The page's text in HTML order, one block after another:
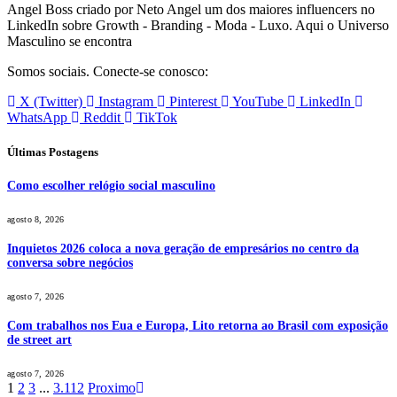
Angel Boss criado por Neto Angel um dos maiores influencers no
LinkedIn sobre Growth - Branding - Moda - Luxo. Aqui o Universo
Masculino se encontra
Somos sociais. Conecte-se conosco:
X (Twitter)
Instagram Pinterest YouTube
LinkedIn
WhatsApp
Reddit TikTok
Últimas Postagens
Como escolher relógio social masculino
agosto 8, 2026
Inquietos 2026 coloca a nova geração de empresários no centro da
conversa sobre negócios
agosto 7, 2026
Com trabalhos nos Eua e Europa, Lito retorna ao Brasil com exposição
de street art
agosto 7, 2026
1 2 3 ... 3.112 Proximo